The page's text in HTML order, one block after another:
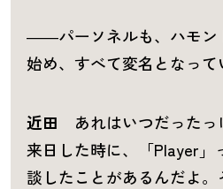
――パーソネルも、ハモン
始め、すべて変名となって
近田 あれはいつだったっ
来日した時に、「Player」
談したことがあるんだよ